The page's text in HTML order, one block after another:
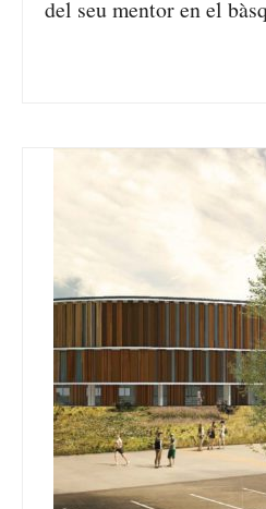
del seu mentor en el